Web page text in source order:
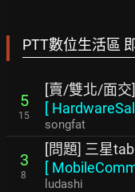
PTT數位生活區
5
15
[賣/雙北/面交
[
songfat
3
8
[問題] 三星
[
ludashi